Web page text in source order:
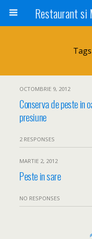
OCTOMBRIE 9, 2012
Conserva de peste in
presiune
2 RESPONSES
MARTIE 2, 2012
Peste in sare
NO RESPONSES